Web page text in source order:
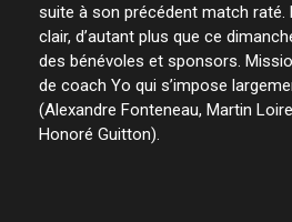
suite à son précédent match
clair, d’autant plus que ce
des bénévoles et sponsors.
de coach Yo qui s’impose
(Alexandre Fonteneau, Martin
Honoré Guitton).